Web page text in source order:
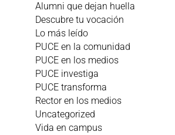
Alumni que dejan huella
Descubre tu vocación
Lo más leído
PUCE en la comunidad
PUCE en los medios
PUCE investiga
PUCE transforma
Rector en los medios
Uncategorized
Vida en campus